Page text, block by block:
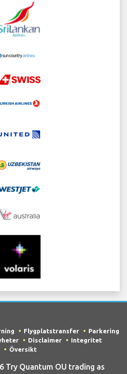
Flygplatstransfer
Parkering
Disclaimer
Integritet
Översikt
Try Quantum OU trading as